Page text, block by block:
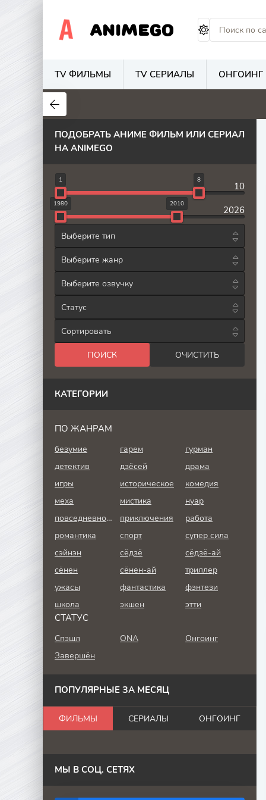
ANIMEGO
TV ФИЛЬМЫ TV СЕРИАЛЫ ОНГОИНГ
1.7
ПОДОБРАТЬ АНИМЕ ФИЛЬМ ИЛИ СЕРИАЛ
НА ANIMEGO
10
1 8
2026
1980 2010
Выберите тип
Выберите жанр
Выберите озвучку
Статус
Сортировать
КАТЕГОРИИ
ПО ЖАНРАМ
безумие гарем
гурман
детектив
дзёсей
драма
игры
историческое
комедия
меха
мистика
нуар
повседневность
приключения
работа
романтика
спорт
супер сила
сэйнэн
сёдзё
сёдзё-ай
сёнен
сёнен-ай
триллер
ужасы
фантастика
фэнтези
школа
экшен этти
СТАТУС
Спэшл ONA
Онгоинг
Завершён
ПОПУЛЯРНЫЕ ЗА МЕСЯЦ
ФИЛЬМЫ СЕРИАЛЫ ОНГОИНГ
МЫ В СОЦ. СЕТЯХ